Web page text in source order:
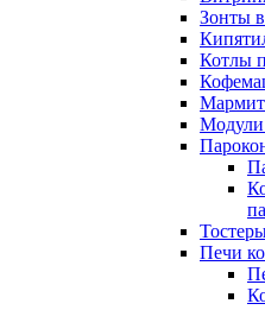
Зонты
Котлы
Модули
Печи